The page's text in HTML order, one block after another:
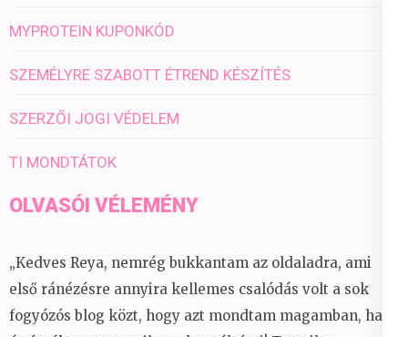
MYPROTEIN KUPONKÓD
SZEMÉLYRE SZABOTT ÉTREND KÉSZÍTÉS
SZERZŐI JOGI VÉDELEM
TI MONDTÁTOK
OLVASÓI VÉLEMÉNY
„Kedves Reya, nemrég bukkantam az oldaladra, ami
első ránézésre annyira kellemes csalódás volt a sok
fogyózós blog közt, hogy azt mondtam magamban, ha